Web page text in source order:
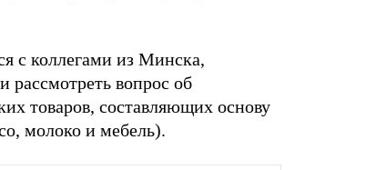
с коллегами из Минска,
рассмотреть вопрос об
товаров, составляющих основу
молоко и мебель).